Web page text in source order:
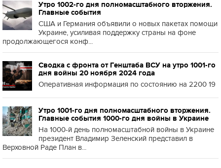
Утро 1002-го дня полномасштабного вторжения.
Главные события
США и Германия объявили о новых пакетах помощи
Украине, усиливая поддержку страны на фоне
продолжающегося конф...
Сводка с фронта от Генштаба ВСУ на утро 1001-го
дня войны 20 ноября 2024 года
Оперативная информация по состоянию на 2200 19
Утро 1001-го дня полномасштабного вторжения.
Главные события 1000-го дня войны в Украине
На 1000-й день полномасштабной войны в Украине
президент Владимир Зеленский представил в
Верховной Раде План в...